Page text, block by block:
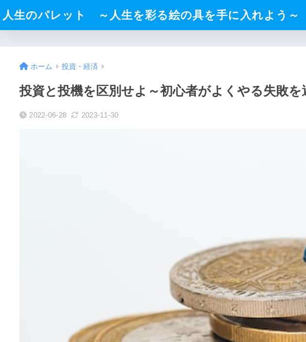
人生のパレット ～人生を彩る絵の具を手に入れよう～
ホーム 投資・経済
投資と投機を区別せよ～初心者がよくやる失敗を
2022-06-28 2023-11-30